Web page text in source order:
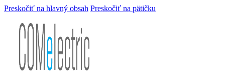
Preskočiť na hlavný obsah Preskočiť na pätičku